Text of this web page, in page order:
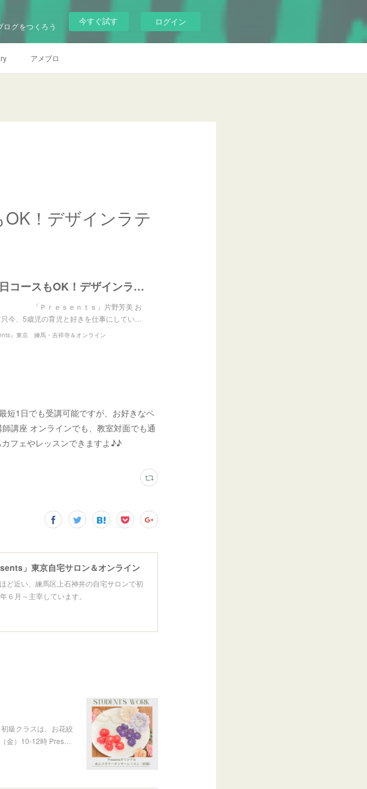
グをつくろう
今すぐ試す ログイン
アメブロ
OK！デザインラテ
『（レポ）ゆっくり3日コースもOK！デザインラテアート』
「Ｐｒｅｓｅｎｔｓ」片野芳美 お
今、5歳児の育児と好きを仕事にしてい…
』東京 練馬・吉祥寺＆オンライン
短1日でも受講可能ですが、お好きなペ
講座 オンラインでも、教室対面でも通
フェやレッスンできますよ♪♪
」東京自宅サロン＆オンライン
近い、練馬区上石神井の自宅サロンで初
月～主宰しています。
級クラスは、お花絞
金）10-12時 Pres…